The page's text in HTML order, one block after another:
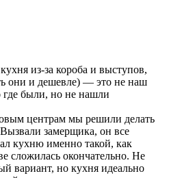
из-за короба и выступов,
они и дешевле) — это не наш
были, но не нашли
центрам мы решили делать
замерщика, он все
кухню именно такой, как
сложилась окончательно. Не
вариант, но кухня идеально